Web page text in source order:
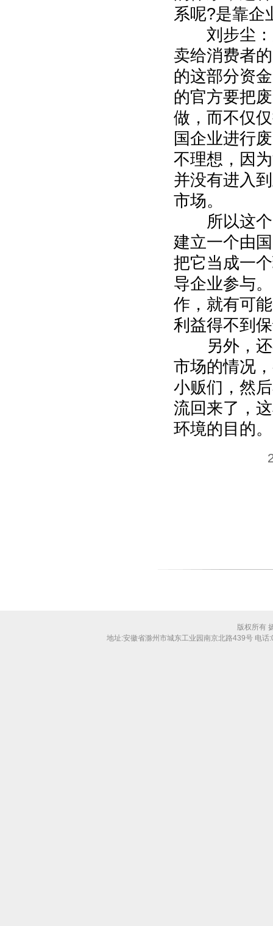
系呢?是靠企
刘步尘：
卖给消费者
的这部分资
的官方要把
做，而不仅
国企业进行
不理想，因
并没有进入
市场。
所以这个
建立一个由
把它当成一
导企业参与
作，就有可
利益得不到
另外，还
市场的情况
小贩们，然
流回来了，
环境的目的。
版权所有
地址:安徽省滁州市城东工业园南京北路439号 电